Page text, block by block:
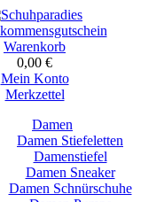
Warenkorb
0,00 €
Mein Konto
Merkzettel
Damen
Damen Stiefeletten
Damenstiefel
Damen Sneaker
Damen Schnürschuhe